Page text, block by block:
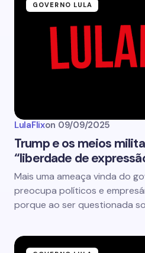
GOVERNO LULA
LulaFlixon 09/09/2025
Trump e os meios
“liberdade de
Mais uma ameaça vinda do
preocupa políticos e
porque ao ser questionada